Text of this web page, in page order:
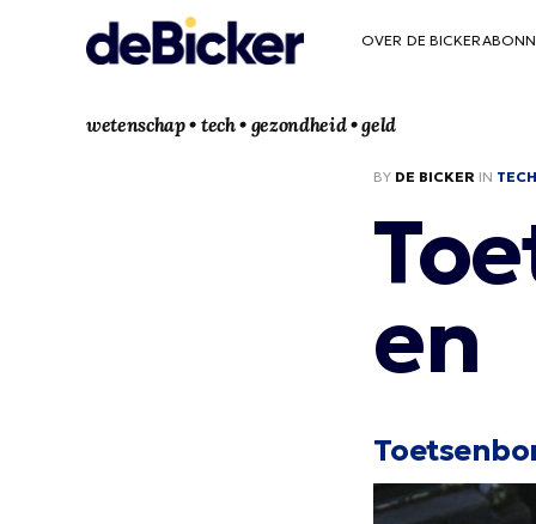
OVER DE BICKER
wetenschap • tech • gezondheid • geld
BY DE BICKER IN
en